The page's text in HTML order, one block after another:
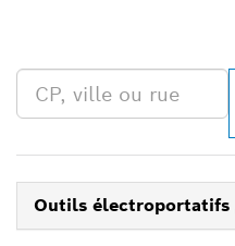
Outils électroportatifs